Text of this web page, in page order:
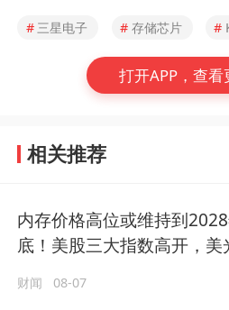
# 三星电子 # 存储芯片 #
打开APP，查
相关推荐
内存价格高位或维持到
底！美股三大指数高开，美
财闻 08-07